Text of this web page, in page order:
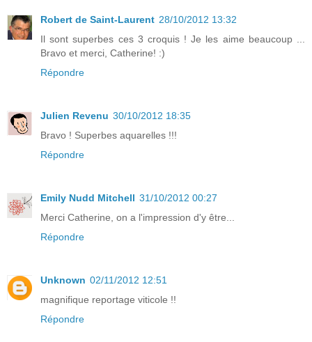
Robert de Saint-Laurent 28/10/2012 13:32
Il sont superbes ces 3 croquis ! Je les aime beaucoup ...
Bravo et merci, Catherine! :)
Répondre
Julien Revenu 30/10/2012 18:35
Bravo ! Superbes aquarelles !!!
Répondre
Emily Nudd Mitchell 31/10/2012 00:27
Merci Catherine, on a l'impression d'y être...
Répondre
Unknown 02/11/2012 12:51
magnifique reportage viticole !!
Répondre